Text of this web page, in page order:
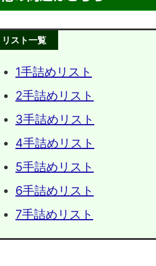
リスト一覧
1手詰めリスト
2手詰めリスト
3手詰めリスト
4手詰めリスト
5手詰めリスト
6手詰めリスト
7手詰めリスト